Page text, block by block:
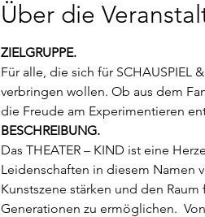
Über die
ZIELGRUPPE.
Für alle, die sich für
verbringen wollen. Ob aus dem
die Freude am Experimentieren
BESCHREIBUNG.
Das THEATER – KIND ist eine
Leidenschaften in diesem Namen
Kunstszene stärken und den
Generationen zu ermöglichen.